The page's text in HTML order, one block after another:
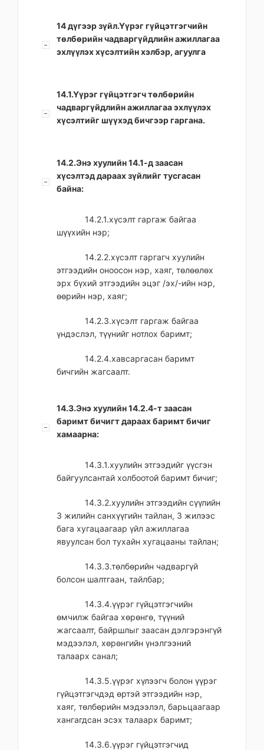
14 дүгээр зүйл.Үүрэг гүйцэтгэгчийн
төлбөрийн чадваргүйдлийн ажиллагаа
эхлүүлэх хүсэлтийн хэлбэр, агуулга
14.1.Үүрэг гүйцэтгэгч төлбөрийн
чадваргүйдлийн ажиллагаа эхлүүлэх
хүсэлтийг шүүхэд бичгээр гаргана.
14.2.Энэ хуулийн 14.1-д заасан
хүсэлтэд дараах зүйлийг тусгасан
байна:
14.2.1.хүсэлт гаргаж байгаа
шүүхийн нэр;
14.2.2.хүсэлт гаргагч хуулийн
этгээдийн оноосон нэр, хаяг, төлөөлөх
эрх бүхий этгээдийн эцэг /эх/-ийн нэр,
өөрийн нэр, хаяг;
14.2.3.хүсэлт гаргаж байгаа
үндэслэл, түүнийг нотлох баримт;
14.2.4.хавсаргасан баримт
бичгийн жагсаалт.
14.3.Энэ хуулийн 14.2.4-т заасан
баримт бичигт дараах баримт бичиг
хамаарна:
14.3.1.хуулийн этгээдийг үүсгэн
байгуулсантай холбоотой баримт бичиг;
14.3.2.хуулийн этгээдийн сүүлийн
3 жилийн санхүүгийн тайлан, 3 жилээс
бага хугацаагаар үйл ажиллагаа
явуулсан бол тухайн хугацааны тайлан;
14.3.3.төлбөрийн чадваргүй
болсон шалтгаан, тайлбар;
14.3.4.үүрэг гүйцэтгэгчийн
өмчилж байгаа хөрөнгө, түүний
жагсаалт, байршлыг заасан дэлгэрэнгүй
мэдээлэл, хөрөнгийн үнэлгээний
талаарх санал;
14.3.5.үүрэг хүлээгч болон үүрэг
гүйцэтгэгчдэд өртэй этгээдийн нэр,
хаяг, төлбөрийн мэдээлэл, барьцаагаар
хангагдсан эсэх талаарх баримт;
14.3.6.үүрэг гүйцэтгэгчид